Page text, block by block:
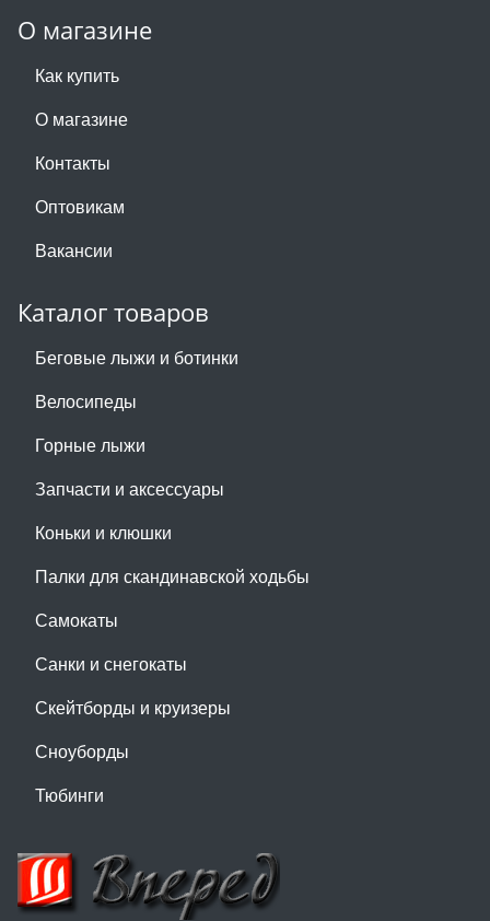
О магазине
Как купить
О магазине
Контакты
Оптовикам
Вакансии
Каталог товаров
Беговые лыжи и ботинки
Велосипеды
Горные лыжи
Запчасти и аксессуары
Коньки и клюшки
Палки для скандинавской ходьбы
Самокаты
Санки и снегокаты
Скейтборды и круизеры
Сноуборды
Тюбинги